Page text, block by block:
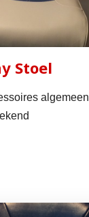
Stoel
algemeen